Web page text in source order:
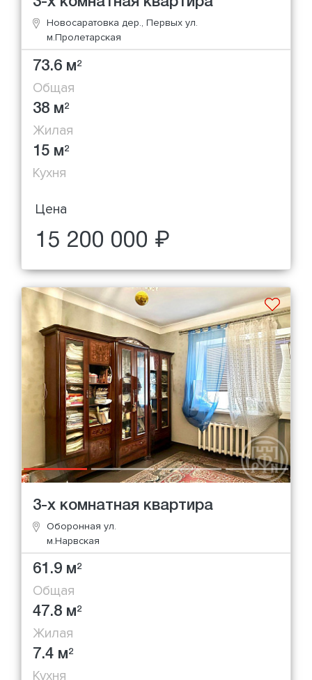
Новосаратовка дер., Первых ул.
м.Пролетарская
73.6 м2
Общая
38 м2
Жилая
15 м2
Кухня
Цена
15 200 000 ₽
3-х комнатная квартира
Оборонная ул.
м.Нарвская
61.9 м2
Общая
47.8 м2
Жилая
7.4 м2
Кухня